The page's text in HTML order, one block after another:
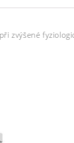
zvýšené